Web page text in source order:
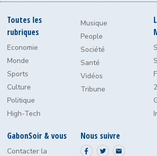
Toutes les
rubriques
Economie
Monde
Sports
Culture
Politique
High-Tech
Musique
People
Société
Santé
Vidéos
Tribune
GabonSoir & vous
Contacter la
Nous suivre